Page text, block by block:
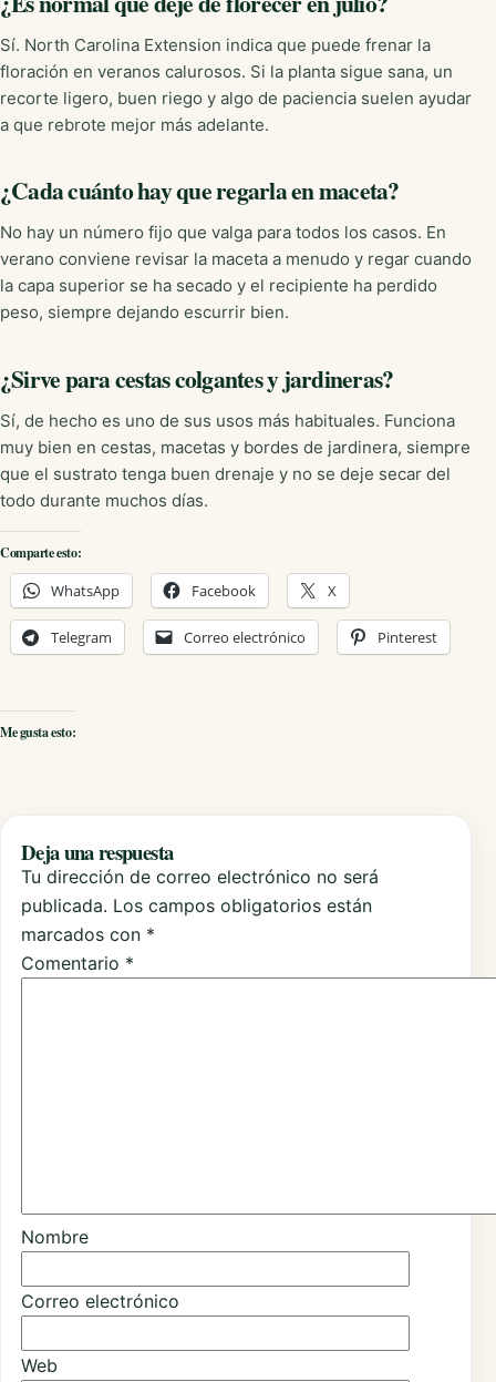
Sí. North Carolina Extension indica que puede frenar la
floración en veranos calurosos. Si la planta sigue sana, un
recorte ligero, buen riego y algo de paciencia suelen ayudar
a que rebrote mejor más adelante.
¿Cada cuánto hay que regarla en maceta?
No hay un número fijo que valga para todos los casos. En
verano conviene revisar la maceta a menudo y regar cuando
la capa superior se ha secado y el recipiente ha perdido
peso, siempre dejando escurrir bien.
¿Sirve para cestas colgantes y jardineras?
Sí, de hecho es uno de sus usos más habituales. Funciona
muy bien en cestas, macetas y bordes de jardinera, siempre
que el sustrato tenga buen drenaje y no se deje secar del
todo durante muchos días.
Comparte esto:
WhatsApp Facebook X
Telegram Correo electrónico Pinterest
Me gusta esto:
Deja una respuesta
Tu dirección de correo electrónico no será
publicada. Los campos obligatorios están
marcados con *
Comentario *
Nombre
Correo electrónico
Web